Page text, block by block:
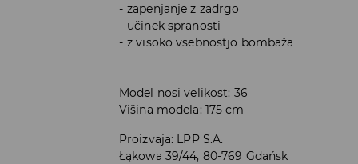
zapenjanje z zadrgo
učinek spranosti
z visoko vsebnostjo bombaža
Model nosi velikost: 36
Višina modela: 175 cm
Proizvaja: LPP S.A.
Łąkowa 39/44, 80-769 Gdańsk